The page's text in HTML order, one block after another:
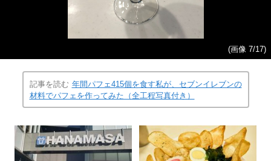
(画像 7/17)
記事を読む 年間パフェ415個を食す私が、セブンイレブンの
材料でパフェを作ってみた（全工程写真付き）